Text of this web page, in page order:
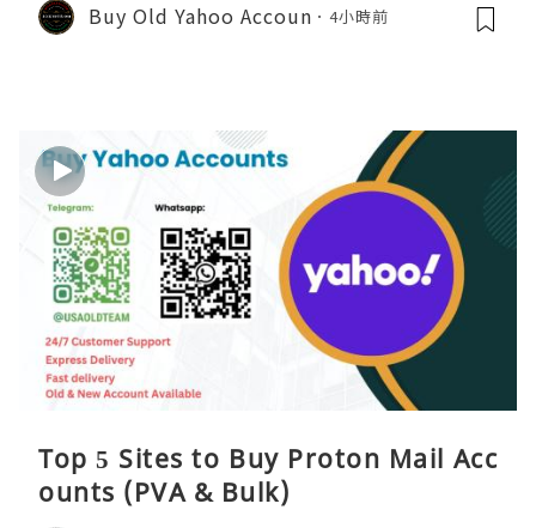
Buy Old Yahoo Accoun 4小時前
Top 5 Sites to Buy Proton Mail Acc
ounts (PVA & Bulk)